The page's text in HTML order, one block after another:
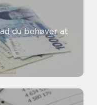
du behøver at